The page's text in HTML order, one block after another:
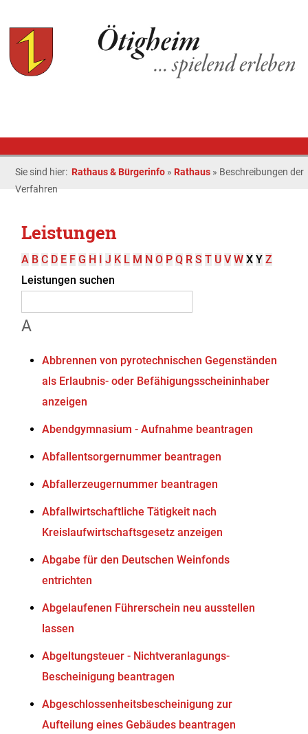
Sie sind hier: Rathaus & Bürgerinfo » Rathaus » Beschreibungen der
Verfahren
Leistungen
A B C D E F G H I J K L M N O P Q R S T U V W X Y Z
Leistungen suchen
A
Abbrennen von pyrotechnischen Gegenständen
als Erlaubnis- oder Befähigungsscheininhaber
anzeigen
Abendgymnasium - Aufnahme beantragen
Abfallentsorgernummer beantragen
Abfallerzeugernummer beantragen
Abfallwirtschaftliche Tätigkeit nach
Kreislaufwirtschaftsgesetz anzeigen
Abgabe für den Deutschen Weinfonds
entrichten
Abgelaufenen Führerschein neu ausstellen
lassen
Abgeltungsteuer - Nichtveranlagungs-
Bescheinigung beantragen
Abgeschlossenheitsbescheinigung zur
Aufteilung eines Gebäudes beantragen